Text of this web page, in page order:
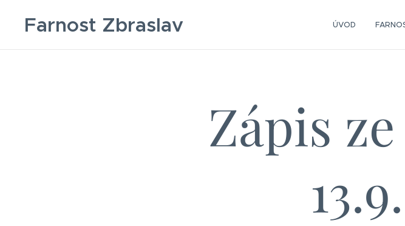
Farnost Zbraslav ÚVOD
Zápis